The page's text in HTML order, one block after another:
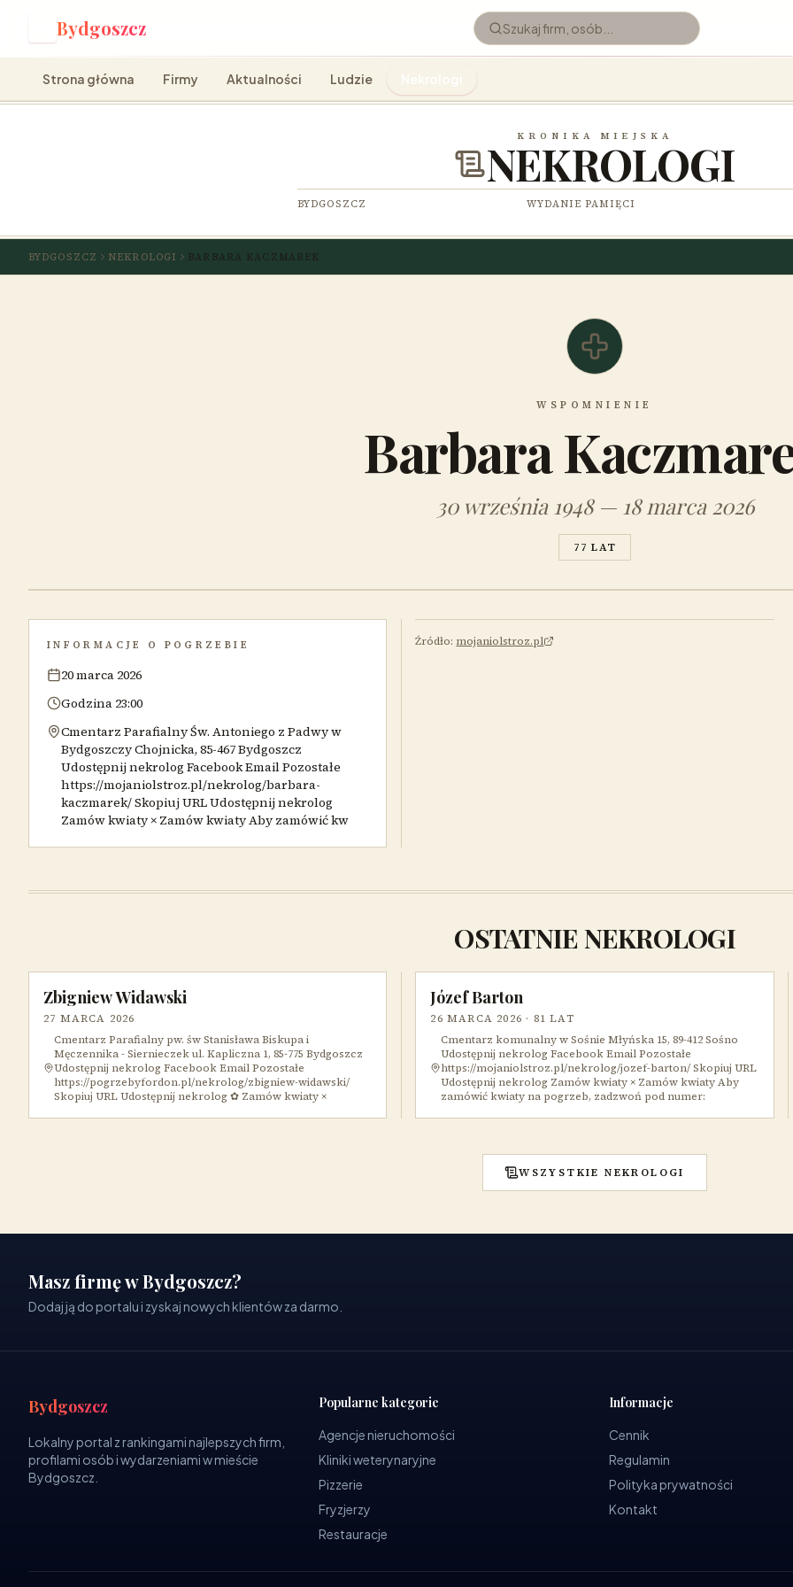
Bydgoszcz
Strona główna Firmy Aktualności Ludzie Nekrologi
KRONIKA MIEJSKA
NEKROLOGI
BYDGOSZCZ WYDANIE PAMIĘCI
BYDGOSZCZ NEKROLOGI BARBARA KACZMAREK
WSPOMNIENIE
Barbara
30 września 1948 — 18 marca 2026
77 LAT
INFORMACJE O POGRZEBIE
20 marca 2026
Godzina 23:00
Cmentarz Parafialny Św. Antoniego z Padwy w
Bydgoszczy Chojnicka, 85-467 Bydgoszcz
Udostępnij nekrolog Facebook Email Pozostałe
https://mojaniolstroz.pl/nekrolog/barbara-
kaczmarek/ Skopiuj URL Udostępnij nekrolog
Zamów kwiaty × Zamów kwiaty Aby zamówić kw
Źródło: mojaniolstroz.pl
OSTATNIE NEKROLOGI
Zbigniew Widawski
27 MARCA 2026
Cmentarz Parafialny pw. św Stanisława Biskupa i
Męczennika - Siernieczek ul. Kapliczna 1, 85-775 Bydgoszcz
Udostępnij nekrolog Facebook Email Pozostałe
https://pogrzebyfordon.pl/nekrolog/zbigniew-widawski/
Skopiuj URL Udostępnij nekrolog ✿ Zamów kwiaty ×
Józef Barton
26 MARCA 2026 · 81 LAT
Cmentarz komunalny w Sośnie Młyńska 15, 89-412 Sośno
Udostępnij nekrolog Facebook Email Pozostałe
https://mojaniolstroz.pl/nekrolog/jozef-barton/ Skopiuj URL
Udostępnij nekrolog Zamów kwiaty × Zamów kwiaty Aby
zamówić kwiaty na pogrzeb, zadzwoń pod numer:
WSZYSTKIE NEKROLOGI
Masz firmę w Bydgoszcz?
Dodaj ją do portalu i zyskaj nowych klientów za darmo.
Bydgoszcz
Lokalny portal z rankingami najlepszych firm,
profilami osób i wydarzeniami w mieście
Bydgoszcz.
Popularne kategorie
Agencje nieruchomości
Kliniki weterynaryjne
Pizzerie
Fryzjerzy
Restauracje
Informacje
Cennik
Regulamin
Polityka prywatności
Kontakt